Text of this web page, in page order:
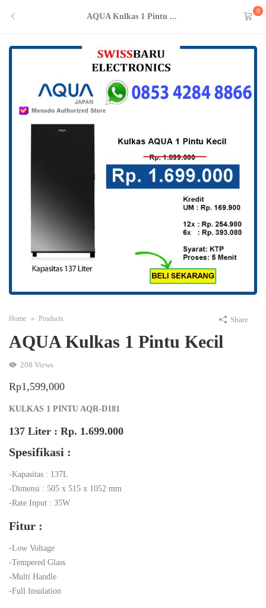
AQUA Kulkas 1 Pintu ...
0
Home Products
AQUA Kulkas 1 Pintu Kecil
208 Views
Rp1,599,000
KULKAS 1 PINTU AQR-D181
137 Liter : Rp. 1.699.000
Spesifikasi :
-Kapasitas : 137L
-Dimensi : 505 x 515 x 1052 mm
-Rate Input : 35W
Fitur :
-Low Voltage
-Tempered Glass
-Multi Handle
-Full Insulation
Share